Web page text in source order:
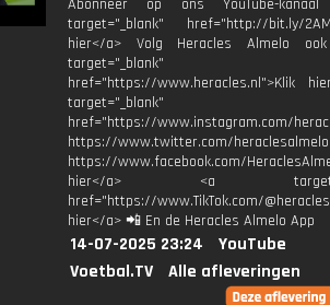
Abonneer op ons YouTube-
target="_blank" href="http://bit.ly/
hier</a> Volg Heracles Almelo
target="_blank"
href="https://www.heracles.nl">Klik
target="_blank"
href="https://www.instagram.com/
https://www.twitter.com/heraclesalmelo
https://www.facebook.com/
hier</a> <a
href="https://www.TikTok.com/
hier</a> 📲 En de Heracles Almelo App
14-07-2025 23:24
YouTube
Voetbal.TV
Alle afleveringen